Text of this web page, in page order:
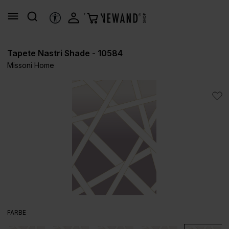
springen
HILFSTOOLS
Tapete Nastri Shade - 10584
Missoni Home
FARBE